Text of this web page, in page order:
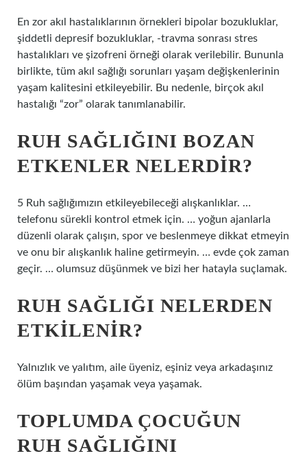
En zor akıl hastalıklarının örnekleri bipolar bozukluklar,
şiddetli depresif bozukluklar, -travma sonrası stres
hastalıkları ve şizofreni örneği olarak verilebilir. Bununla
birlikte, tüm akıl sağlığı sorunları yaşam değişkenlerinin
yaşam kalitesini etkileyebilir. Bu nedenle, birçok akıl
hastalığı “zor” olarak tanımlanabilir.
RUH SAĞLIĞINI BOZAN
ETKENLER NELERDIR?
5 Ruh sağlığımızın etkileyebileceği alışkanlıklar. …
telefonu sürekli kontrol etmek için. … yoğun ajanlarla
düzenli olarak çalışın, spor ve beslenmeye dikkat etmeyin
ve onu bir alışkanlık haline getirmeyin. … evde çok zaman
geçir. … olumsuz düşünmek ve bizi her hatayla suçlamak.
RUH SAĞLIĞI NELERDEN
ETKILENIR?
Yalnızlık ve yalıtım, aile üyeniz, eşiniz veya arkadaşınız
ölüm başından yaşamak veya yaşamak.
TOPLUMDA ÇOCUĞUN
RUH SAĞLIĞINI